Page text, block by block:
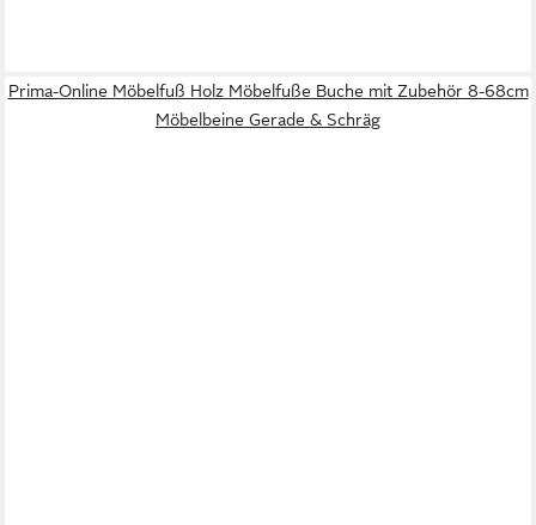
Prima-Online Möbelfuß Holz Möbelfuße Buche mit Zubehör 8-68cm
Möbelbeine Gerade & Schräg